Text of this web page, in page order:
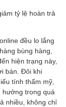
tỷ lệ hoàn trả
đều lo lắng
bùng hàng,
hiện trạng này,
bán. Đôi khi
tính thẩm mỹ,
hưởng trong quá
nhiều, không chỉ